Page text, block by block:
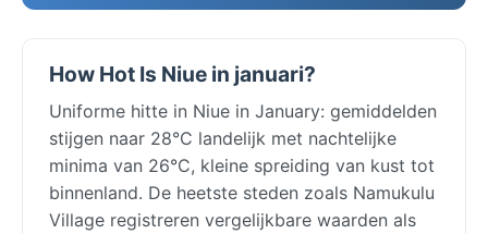
How Hot Is Niue in januari?
Uniforme hitte in Niue in January: gemiddelden
stijgen naar 28°C landelijk met nachtelijke
minima van 26°C, kleine spreiding van kust tot
binnenland. De heetste steden zoals Namukulu
Village registreren vergelijkbare waarden als